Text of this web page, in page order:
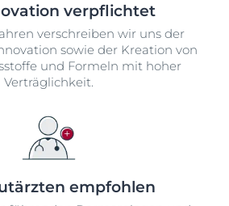
verpflichtet
verschreiben wir uns der
sowie der Kreation von
und Formeln mit hoher
Verträglichkeit.
empfohlen